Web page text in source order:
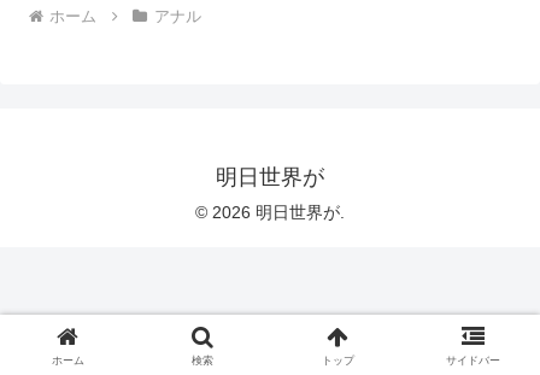
ホーム アナル
明日世界が
© 2026 明日世界が.
ホーム 検索 トップ サイドバー